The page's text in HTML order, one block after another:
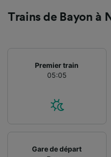
Trains de Bayon à
Premier train
05:05
Gare de départ
l’identification. Stocker
informations sur un
performance des
services.